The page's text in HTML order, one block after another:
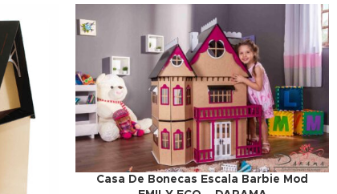
Casa De Bonecas Escala Barbie Mod